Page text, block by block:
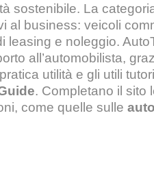
sostenibile. La
al business: veicoli
leasing e noleggio.
all’automobilista,
utilità e gli utili
. Completano il sito
come quelle sulle